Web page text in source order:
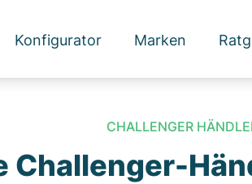
Konfigurator Marken
CHALLENGER
Challenger-